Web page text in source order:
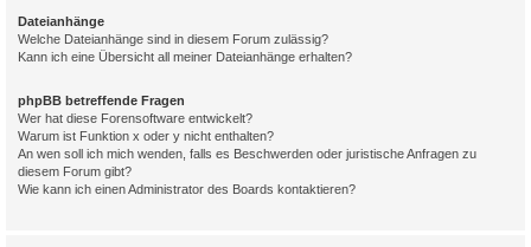
Dateianhänge
Welche Dateianhänge sind in diesem Forum zulässig?
Kann ich eine Übersicht all meiner Dateianhänge erhalten?
phpBB betreffende Fragen
Wer hat diese Forensoftware entwickelt?
Warum ist Funktion x oder y nicht enthalten?
An wen soll ich mich wenden, falls es Beschwerden oder juristische Anfragen zu
diesem Forum gibt?
Wie kann ich einen Administrator des Boards kontaktieren?